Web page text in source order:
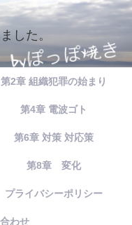
した。
第2章 組織犯罪の始まり
第4章 電波ゴト
第6章 対策 対応策
第8章 変化
プライバシーポリシー
わせ